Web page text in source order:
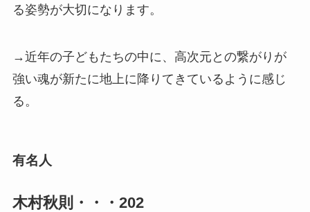
る姿勢が大切になります。
→近年の子どもたちの中に、高次元との繋がりが
強い魂が新たに地上に降りてきているように感じ
る。
有名人
木村秋則・・・202